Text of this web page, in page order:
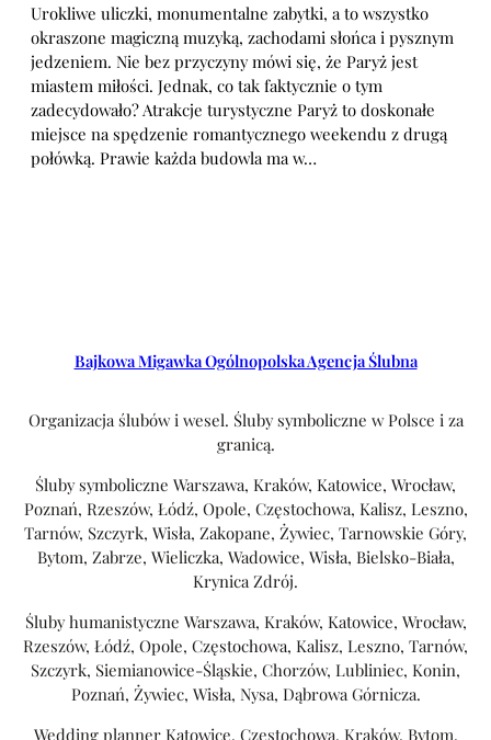
Urokliwe uliczki, monumentalne zabytki, a to wszystko
okraszone magiczną muzyką, zachodami słońca i pysznym
jedzeniem. Nie bez przyczyny mówi się, że Paryż jest
miastem miłości. Jednak, co tak faktycznie o tym
zadecydowało? Atrakcje turystyczne Paryż to doskonałe
miejsce na spędzenie romantycznego weekendu z drugą
połówką. Prawie każda budowla ma w…
Bajkowa Migawka Ogólnopolska Agencja Ślubna
Organizacja ślubów i wesel. Śluby symboliczne w Polsce i za
granicą.
Śluby symboliczne Warszawa, Kraków, Katowice, Wrocław,
Poznań, Rzeszów, Łódź, Opole, Częstochowa, Kalisz, Leszno,
Tarnów, Szczyrk, Wisła, Zakopane, Żywiec, Tarnowskie Góry,
Bytom, Zabrze, Wieliczka, Wadowice, Wisła, Bielsko-Biała,
Krynica Zdrój.
Śluby humanistyczne Warszawa, Kraków, Katowice, Wrocław,
Rzeszów, Łódź, Opole, Częstochowa, Kalisz, Leszno, Tarnów,
Szczyrk, Siemianowice-Śląskie, Chorzów, Lubliniec, Konin,
Poznań, Żywiec, Wisła, Nysa, Dąbrowa Górnicza.
Wedding planner Katowice, Częstochowa, Kraków, Bytom,